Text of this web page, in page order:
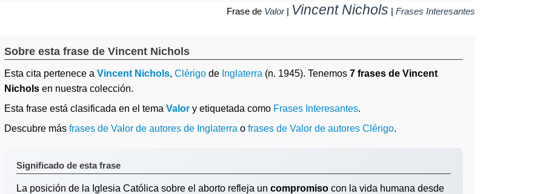
Frase de Valor| Vincent Nichols | Frases Interesantes
Sobre esta frase de Vincent Nichols
Esta cita pertenece a Vincent Nichols, Clérigo de Inglaterra (n. 1945). Tenemos 7 frases de Vincent
Nichols en nuestra colección.
Esta frase está clasificada en el tema Valor y etiquetada como Frases Interesantes.
Descubre más frases de Valor de autores de Inglaterra o frases de Valor de autores Clérigo.
Significado de esta frase
La posición de la Iglesia Católica sobre el aborto refleja un compromiso con la vida humana desde